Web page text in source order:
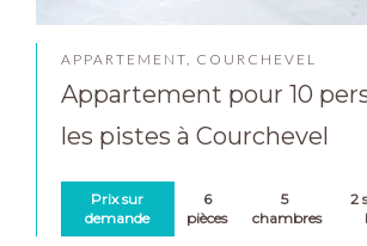
APPARTEMENT, COURCHEVEL
Appartement pour 10
les pistes à Courchevel
Prix sur
demande
6
pièces
5
chambres
2